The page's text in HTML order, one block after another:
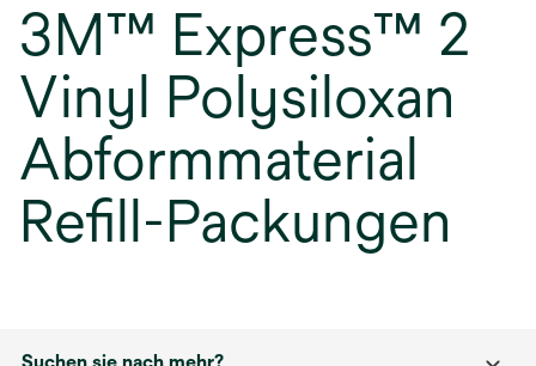
3M™ Express™ 2
Vinyl Polysiloxan
Abformmaterial
Refill-Packungen